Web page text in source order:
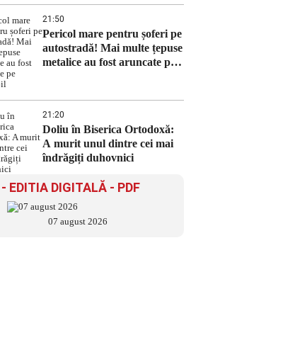
21:50
Pericol mare pentru șoferi pe
autostradă! Mai multe țepuse
metalice au fost aruncate pe
21:20
Doliu în Biserica Ortodoxă:
A murit unul dintre cei mai
îndrăgiți duhovnici
EDITIA DIGITALĂ - PDF
07 august 2026